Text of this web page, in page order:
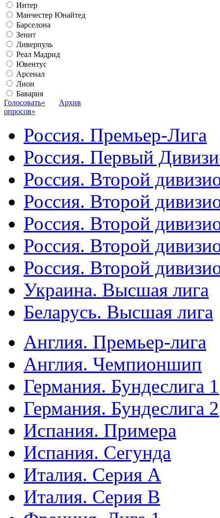
Интер
Манчестер Юнайтед
Барселона
Зенит
Ливерпуль
Реал Мадрид
Ювентус
Арсенал
Лион
Бавария
Голосовать»
Архив
опросов»
Россия. Премьер-Лига
Россия. Первый
Россия. Второй
Россия. Второй
Россия. Второй
Россия. Второй
Россия. Второй
Украина. Высшая лига
Беларусь. Высшая лига
Англия. Премьер-лига
Англия. Чемпионшип
Германия. Бундеслига 1
Германия. Бундеслига 2
Испания. Примера
Испания. Сегунда
Италия. Серия А
Италия. Серия B